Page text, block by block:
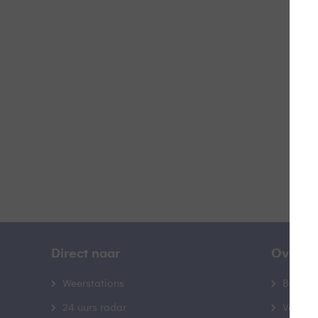
Direct naar
Weerstations
24 uurs radar
Over